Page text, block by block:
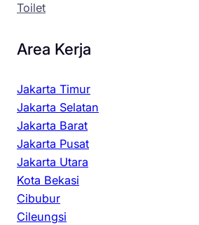
Toilet
Area Kerja
Jakarta Timur
Jakarta Selatan
Jakarta Barat
Jakarta Pusat
Jakarta Utara
Kota Bekasi
Cibubur
Cileungsi